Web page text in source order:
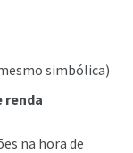
simbólica)
renda
na hora de